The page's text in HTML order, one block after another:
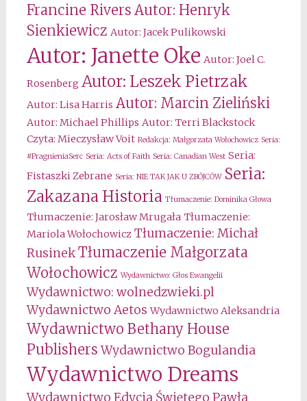
Francine Rivers Autor: Henryk
Sienkiewicz Autor: Jacek Pulikowski
Autor: Janette Oke Autor: Joel C.
Rosenberg Autor: Leszek Pietrzak
Autor: Lisa Harris Autor: Marcin Zieliński
Autor: Michael Phillips Autor: Terri Blackstock
Czyta: Mieczysław Voit Redakcja: Małgorzata Wołochowicz Seria:
#PragnieniaSerc Seria: Acts of Faith Seria: Canadian West Seria:
Fistaszki Zebrane Seria: NIE TAK JAK U ZBÓJCÓW Seria:
Zakazana Historia Tłumaczenie: Dominika Głowa
Tłumaczenie: Jarosław Mrugała Tłumaczenie:
Mariola Wołochowicz Tłumaczenie: Michał
RusinekTłumaczenie Małgorzata
Wołochowicz Wydawnictwo: Głos Ewangelii
Wydawnictwo: wolnedzwieki.pl
Wydawnictwo Aetos Wydawnictwo Aleksandria
Wydawnictwo Bethany House
Publishers Wydawnictwo Bogulandia
Wydawnictwo Dreams
Wydawnictwo Edycja Świętego Pawła